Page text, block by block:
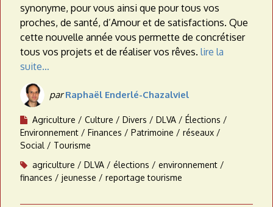
synonyme, pour vous ainsi que pour tous vos
proches, de santé, d’Amour et de satisfactions. Que
cette nouvelle année vous permette de concrétiser
tous vos projets et de réaliser vos rêves. lire la
suite…
parRaphaël Enderlé-Chazalviel
Agriculture Culture Divers DLVA
Élections
Environnement
Finances Patrimoine
réseaux
Social
Tourisme
agriculture
DLVA élections
environnement
finances
jeunesse reportage tourisme